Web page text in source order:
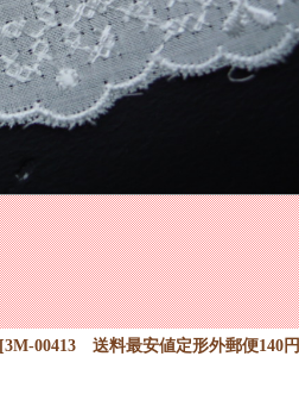
[3M-00413 送料最安値定形外郵便140円